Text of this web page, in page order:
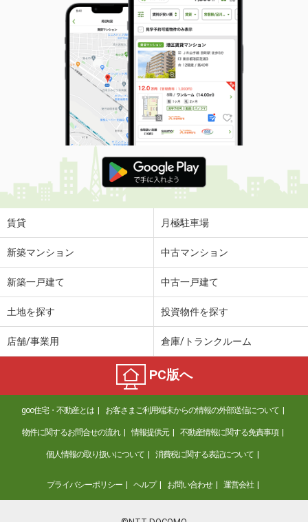
賃貸 月極駐車場
新築マンション 中古マンション
新築一戸建て 中古一戸建て
土地を探す 投資物件を探す
店舗/事業用 倉庫/トランクルーム
PC版へ
goo住宅・不動産とは お客さまご利用端末からの情報の外部送信について
物件に関するお問合せの流れ 情報提供元 不動産情報に関する免責事項
個人情報の取り扱いについて 消費税に関する表記について
プライバシーポリシー ヘルプ お問い合わせ 運営会社